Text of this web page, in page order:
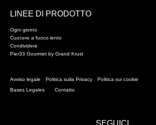
LINEE DI PRODOTTO
Ogni giorno
Cuocere a fuoco lento
Condividere
Pier33 Gourmet by Grand Krust
Avviso legale Politica sulla Privacy
Politica sui cookie
Bases Legales
Contatto
SEGUICI